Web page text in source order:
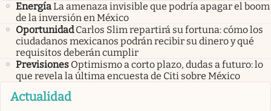
EnergíaLa amenaza invisible que podría apagar el boom
de la inversión en México
Oportunidad Carlos Slim repartirá su fortuna: cómo los
ciudadanos mexicanos podrán recibir su dinero y qué
requisitos deberán cumplir
Previsiones Optimismo a corto plazo, dudas a futuro: lo
que revela la última encuesta de Citi sobre México
Actualidad